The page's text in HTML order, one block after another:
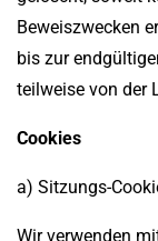
Beweiszwecken
bis zur
teilweise von der
Cookies
a) Sitzungs-
Wir verwenden